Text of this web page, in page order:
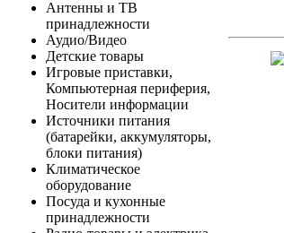
Антенны и ТВ
принадлежности
Аудио/Видео
Детские товары
Игровые приставки,
Компьютерная периферия,
Носители информации
Источники питания
(батарейки, аккумуляторы,
блоки питания)
Климатическое
оборудование
Посуда и кухонные
принадлежности